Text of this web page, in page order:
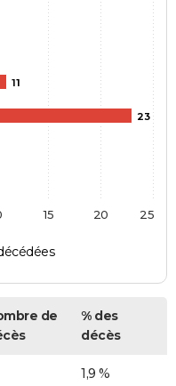
11
23
15 20 25
de
% des
décès
1,9 %